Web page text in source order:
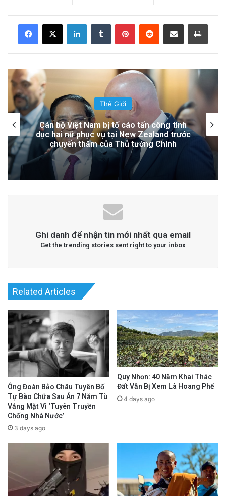
Sự Nóng Bỏng Của Chính Quyền Trong Việc
Hệ Lụy
Đọc thêm Read More
advertisement
LinkedInTumblr PinterestReddit Share via Email Print
Thế Giới
Lính Nga Nổ Súng Giết Đồng Đội và Tấn
Công Dân Thường Tại Crimea
Ghi danh để nhận tin mới nhất qua email
Get the trending stories sent right to your inbox
Related Articles
Ông Đoàn Bảo Châu Tuyên Bố
Tự Bào Chữa Sau Án 7 Năm Tù
Vắng Mặt Vì ‘Tuyên Truyền
Chống Nhà Nước’
3 days ago
Quy Nhơn: 40 Năm Khai Thác
Đất Vẫn Bị Xem Là Hoang Phế
4 days ago